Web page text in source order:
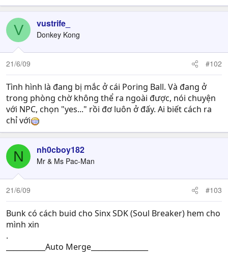
V vustrife_
Donkey Kong
21/6/09 #102
Tình hình là đang bị mắc ở cái Poring Ball. Và đang ở
trong phòng chờ không thể ra ngoài được, nói chuyện
với NPC, chọn "yes..." rồi đơ luôn ở đấy. Ai biết cách ra
chỉ với
N nh0cboy182
Mr & Ms Pac-Man
21/6/09 #103
Bunk có cách buid cho Sinx SDK (Soul Breaker) hem cho
mình xin
.
___________Auto Merge________________